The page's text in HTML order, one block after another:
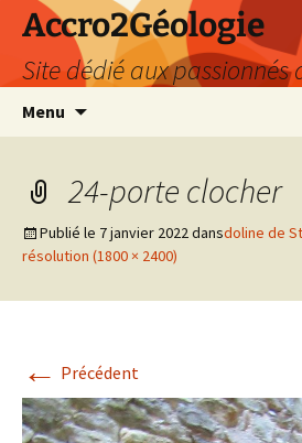
Accro2Géologie
Site dédié aux passionnés
Menu
24-porte clocher
Publié le 7 janvier 2022dansdoline de
résolution (1800 × 2400)
← Précédent